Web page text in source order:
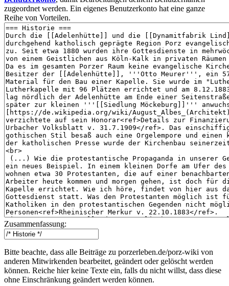
zugeordnet werden. Ein eigenes Benutzerkonto hat eine ganze
Reihe von Vorteilen.
Zusammenfassung:
Bitte beachte, dass alle Beiträge zu porzerleben.de/porz-wiki von
anderen Mitwirkenden bearbeitet, geändert oder gelöscht werden
können. Reiche hier keine Texte ein, falls du nicht willst, dass diese
ohne Einschränkung geändert werden können.